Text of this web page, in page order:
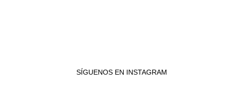
SÍGUENOS EN INSTAGRAM